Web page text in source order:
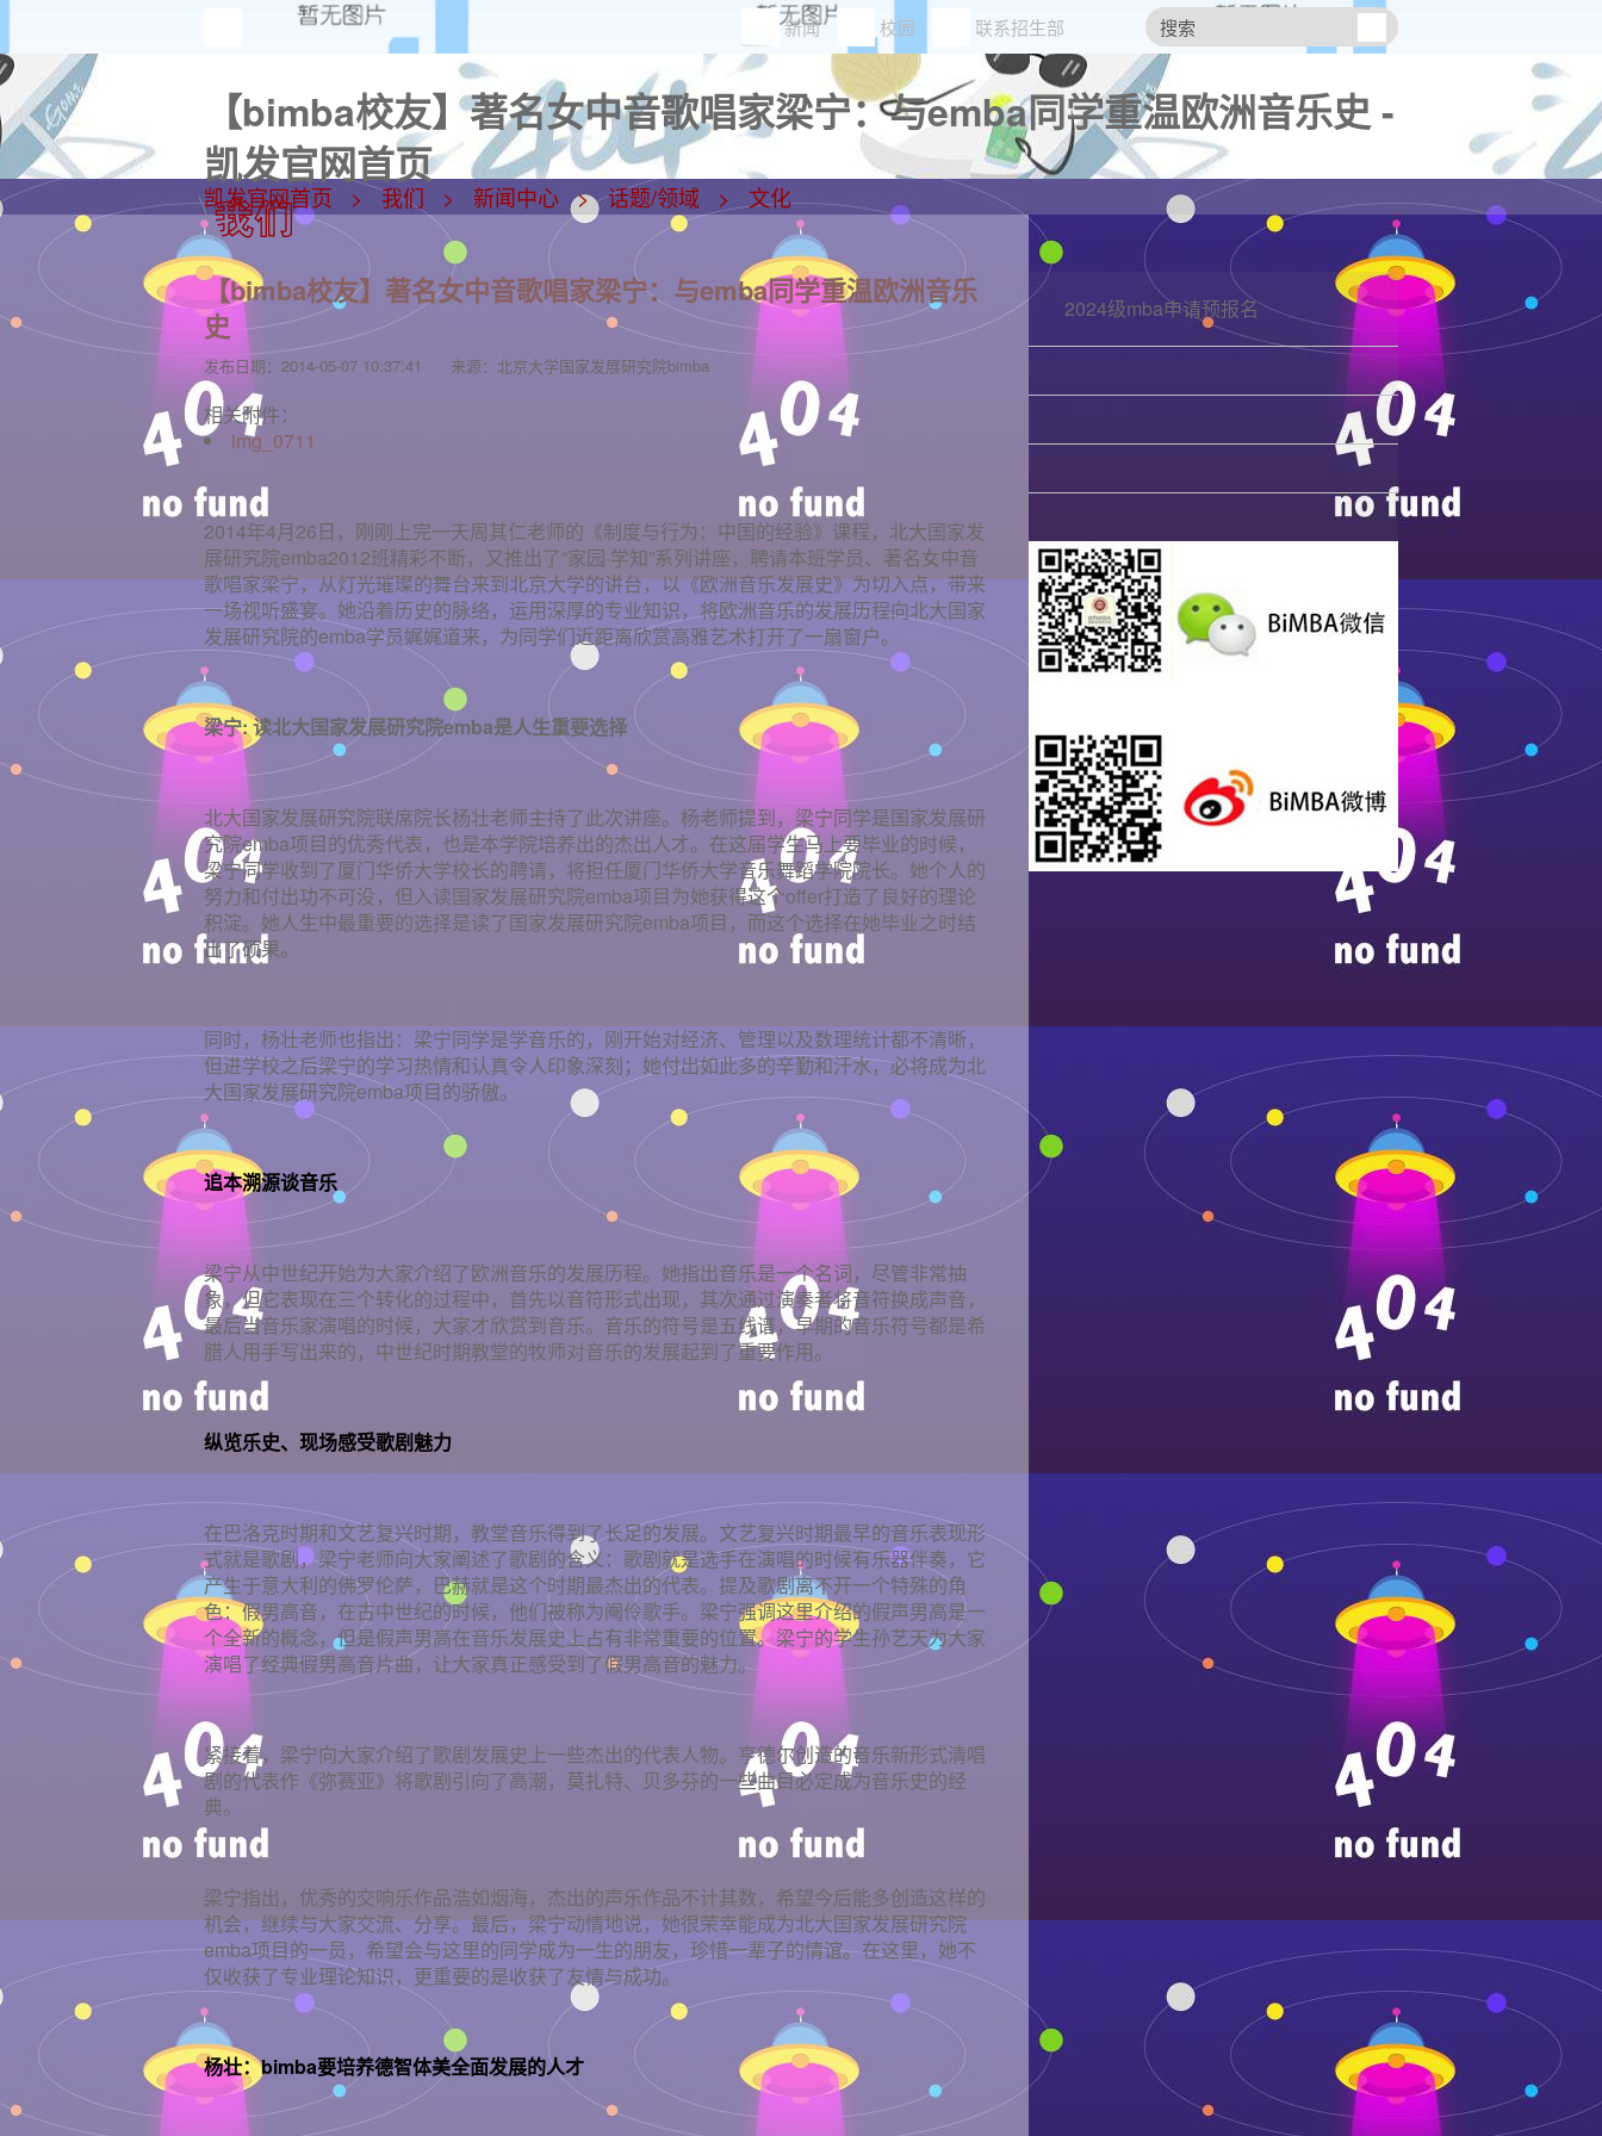
新闻 校园 联系招生部
【bimba校友】著名女中音歌唱家梁宁：与emba同学重温欧洲音乐史 -
凯发官网首页
凯发官网首页 我们 新闻中心 话题/领域 文化
【bimba校友】著名女中音歌唱家梁宁：与emba同学重温欧洲音乐
史
发布日期： 2014-05-07 10:37:41 来源： 北京大学国家发展研究院bimba
相关附件：
img_0711
2014年4月26日，刚刚上完一天周其仁老师的《制度与行为：中国的经验》课程，北大国家发
展研究院emba2012班精彩不断，又推出了“家园·学知”系列讲座，聘请本班学员、著名女中音
歌唱家梁宁，从灯光璀璨的舞台来到北京大学的讲台，以《欧洲音乐发展史》为切入点，带来
一场视听盛宴。她沿着历史的脉络，运用深厚的专业知识，将欧洲音乐的发展历程向北大国家
发展研究院的emba学员娓娓道来，为同学们近距离欣赏高雅艺术打开了一扇窗户。
梁宁: 读北大国家发展研究院emba是人生重要选择
北大国家发展研究院联席院长杨壮老师主持了此次讲座。杨老师提到，梁宁同学是国家发展研
究院emba项目的优秀代表，也是本学院培养出的杰出人才。在这届学生马上要毕业的时候，
梁宁同学收到了厦门华侨大学校长的聘请，将担任厦门华侨大学音乐舞蹈学院院长。她个人的
努力和付出功不可没，但入读国家发展研究院emba项目为她获得这个offer打造了良好的理论
积淀。她人生中最重要的选择是读了国家发展研究院emba项目，而这个选择在她毕业之时结
出了硕果。
同时，杨壮老师也指出：梁宁同学是学音乐的，刚开始对经济、管理以及数理统计都不清晰，
但进学校之后梁宁的学习热情和认真令人印象深刻；她付出如此多的辛勤和汗水，必将成为北
大国家发展研究院emba项目的骄傲。
追本溯源谈音乐
梁宁从中世纪开始为大家介绍了欧洲音乐的发展历程。她指出音乐是一个名词，尽管非常抽
象，但它表现在三个转化的过程中，首先以音符形式出现，其次通过演奏者将音符换成声音，
最后当音乐家演唱的时候，大家才欣赏到音乐。音乐的符号是五线谱，早期的音乐符号都是希
腊人用手写出来的，中世纪时期教堂的牧师对音乐的发展起到了重要作用。
纵览乐史、现场感受歌剧魅力
在巴洛克时期和文艺复兴时期，教堂音乐得到了长足的发展。文艺复兴时期最早的音乐表现形
式就是歌剧，梁宁老师向大家阐述了歌剧的含义：歌剧就是选手在演唱的时候有乐器伴奏，它
产生于意大利的佛罗伦萨，巴赫就是这个时期最杰出的代表。提及歌剧离不开一个特殊的角
色：假男高音，在古中世纪的时候，他们被称为阉伶歌手。梁宁强调这里介绍的假声男高是一
个全新的概念，但是假声男高在音乐发展史上占有非常重要的位置。梁宁的学生孙艺天为大家
演唱了经典假男高音片曲，让大家真正感受到了假男高音的魅力。
紧接着，梁宁向大家介绍了歌剧发展史上一些杰出的代表人物。亨德尔创造的音乐新形式清唱
剧的代表作《弥赛亚》将歌剧引向了高潮，莫扎特、贝多芬的一些曲目必定成为音乐史的经
典。
梁宁指出，优秀的交响乐作品浩如烟海，杰出的声乐作品不计其数，希望今后能多创造这样的
机会，继续与大家交流、分享。最后，梁宁动情地说，她很荣幸能成为北大国家发展研究院
emba项目的一员，希望会与这里的同学成为一生的朋友，珍惜一辈子的情谊。在这里，她不
仅收获了专业理论知识，更重要的是收获了友情与成功。
杨壮：bimba要培养德智体美全面发展的人才
2024级mba申请预报名